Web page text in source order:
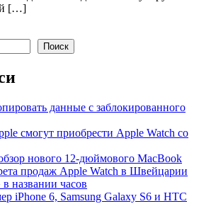
[…]
Поиск
данные с заблокированного
смогут приобрести Apple Watch со
нового 12-дюймового MacBook
продаж Apple Watch в Швейцарии
в названии часов
iPhone 6, Samsung Galaxy S6 и HTC